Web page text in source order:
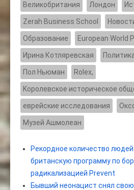
Великобритания Лондон
Zerah Business School
Образование European World
Ирина Котляревская
Пол Ньюман Rolex,
Kоролевское историческое
еврейские исследования
Музей Ашмолеан
Рекордное количество
британскую программу по
радикализацией Prevent
Бывший неонацист снял